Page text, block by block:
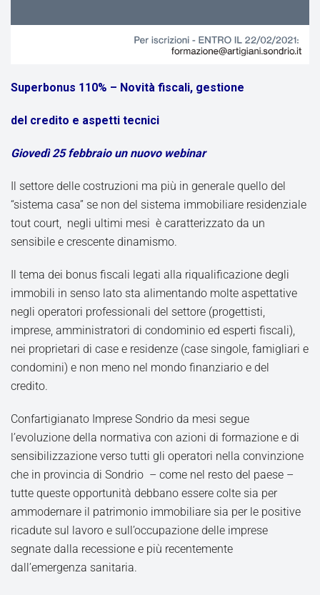
Superbonus 110% – Novità fiscali, gestione
del credito e aspetti tecnici
Giovedì 25 febbraio un nuovo webinar
Il settore delle costruzioni ma più in generale quello del
“sistema casa” se non del sistema immobiliare residenziale
tout court, negli ultimi mesi è caratterizzato da un
sensibile e crescente dinamismo.
Il tema dei bonus fiscali legati alla riqualificazione degli
immobili in senso lato sta alimentando molte aspettative
negli operatori professionali del settore (progettisti,
imprese, amministratori di condominio ed esperti fiscali),
nei proprietari di case e residenze (case singole, famigliari e
condomini) e non meno nel mondo finanziario e del
credito.
Confartigianato Imprese Sondrio da mesi segue
l’evoluzione della normativa con azioni di formazione e di
sensibilizzazione verso tutti gli operatori nella convinzione
che in provincia di Sondrio – come nel resto del paese –
tutte queste opportunità debbano essere colte sia per
ammodernare il patrimonio immobiliare sia per le positive
ricadute sul lavoro e sull’occupazione delle imprese
segnate dalla recessione e più recentemente
dall’emergenza sanitaria.